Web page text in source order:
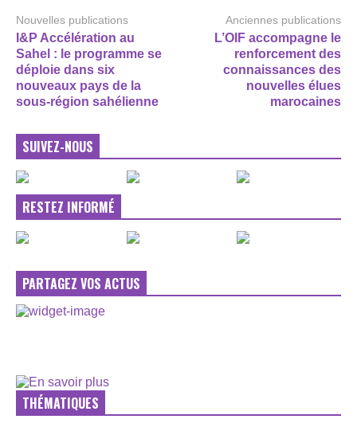
Nouvelles publications
I&P Accélération au
Sahel : le programme se
déploie dans six
nouveaux pays de la
sous-région sahélienne
Anciennes publications
L’OIF accompagne le
renforcement des
connaissances des
nouvelles élues
marocaines
SUIVEZ-NOUS
RESTEZ INFORMÉ
PARTAGEZ VOS ACTUS
THÉMATIQUES